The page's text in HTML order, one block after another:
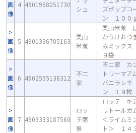
画
像
4 4901958051730
シュ
ズポップコ
ン １００
画
像
5 4901336705163
栗山
米菓
栗山米菓
かうけおつ
みミックス
９袋
画
像
6 4902555138312
不二
家
不二家 カ
トリーマア
バニラレモ
ン １９枚
画
像
7 4903333187560
ロッ
テ商
事
ロッテ キ
リトールガ
＜ライムミ
ト＞ １４